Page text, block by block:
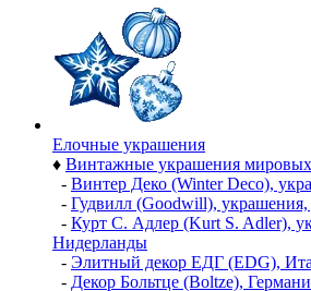
Елочные украшения
♦ Винтажные украшения
- Винтер Деко (Winter Deco),
- Гудвилл (Goodwill), украшения,
- Курт С. Адлер (Kurt S. Adler),
Нидерланды
- Элитный декор ЕДГ (EDG),
- Декор Больтце (Boltze),